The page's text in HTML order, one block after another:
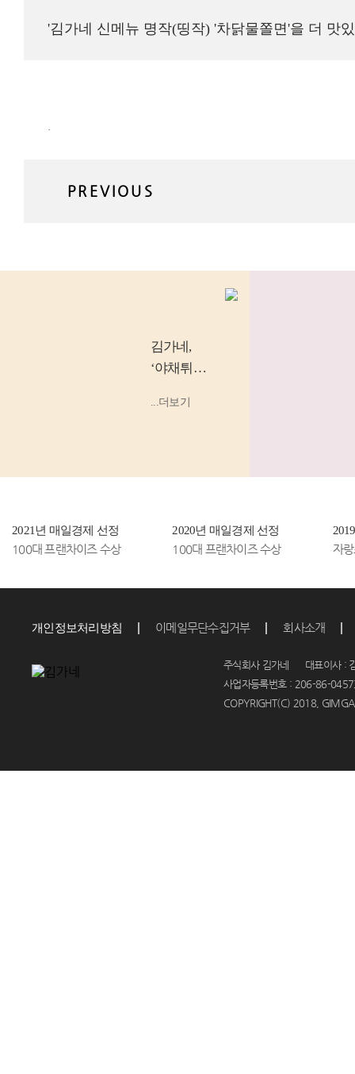
'김가네 신메뉴 명작(띵작) '차닭물쫄면'을 더 맛
PREVIOUS
김가네,
‘야채튀김
고기 김밥’
...더보기
2021년 매일경제 선정
100대 프랜차이즈 수상
2020년 매일경제 선정
100대 프랜차이즈 수상 자
개인정보처리방침 이메일무단수집거부 회사소개
주식회사 김가네 대표이사 :
사업자등록번호 : 206-86-
COPYRIGHT(C) 2018,